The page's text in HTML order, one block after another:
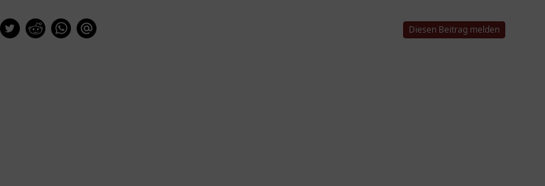
Diesen Beitrag melden